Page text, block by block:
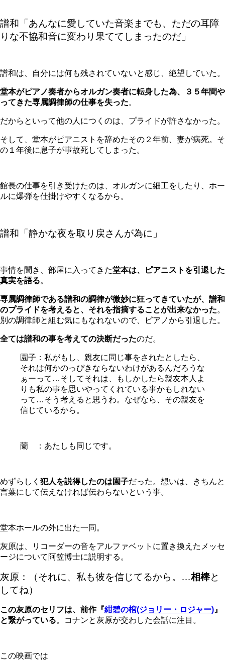
譜和「 あんなに愛していた音楽までも、ただの耳障
りな不協和音に変わり果ててしまったのだ 」
譜和は、自分には何も残されていないと感じ、絶望していた。
堂本がピアノ奏者からオルガン奏者に転身した為、３５年間や
ってきた専属調律師の仕事を失った。
だからといって他の人につくのは、プライドが許さなかった。
そして、堂本がピアニストを辞めたその２年前、妻が病死。そ
の１年後に息子が事故死してしまった。
館長の仕事を引き受けたのは、オルガンに細工をしたり、ホー
ルに爆弾を仕掛けやすくなるから。
譜和「 静かな夜を取り戻さんが為に 」
事情を聞き、部屋に入ってきた堂本は、
ピアニストを引退した
真実を語る。
専属調律師である譜和の調律が微妙に狂ってきていたが、譜和
のプライドを考えると、それを指摘することが出来なかった。
別の調律師と組む気にもなれないので、ピアノから引退した。
全ては譜和の事を考えての決断だったのだ。
園子：私がもし、親友に同じ事をされたとしたら、
それは何かのっぴきならないわけがあるんだろうな
ぁーって…そしてそれは、もしかしたら親友本人よ
りも私の事を思いやってくれている事かもしれない
って…そう考えると思うわ。なぜなら、その親友を
信じているから。
蘭 ：あたしも同じです。
めずらしく 犯人を説得したのは園子だった。想いは、きちんと
言葉にして伝えなければ伝わらないという事。
堂本ホールの外に出た一同。
灰原は、リコーダーの音をアルファベットに置き換えたメッセ
ージについて阿笠博士に説明する。
灰原：（それに、私も彼を信じてるから。…相棒と
してね）
この灰原のセリフは、前作『紺碧の棺(ジョリー・ロジャー) 』
と繋がっている。コナンと灰原が交わした会話に注目。
この映画では